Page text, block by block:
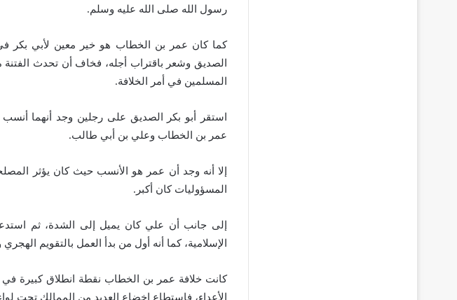
رسول الله صلى الله عليه وسلم.
كما كان عمر بن الخطاب هو خير معين لأبي بكر
الصديق وشعر باقتراب أجله، فخاف أن تحدث
المسلمين في أمر الخلافة.
استقر أبو بكر الصديق على رجلين وجد أنهما
عمر بن الخطاب وعلي بن أبي طالب.
إلا أنه وجد أن عمر هو الأنسب حيث كان يؤثر
المسؤوليات كان أكبر.
إلى جانب أن علي كان يميل إلى الشدة، ثم
الإسلامية، كما أنه أول من بدأ العمل بالتقويم
كانت خلافة عمر بن الخطاب نقطة انطلاق كبيرة في
الأعداء، فاستطاع إخضاع العديد من الممالك تحت